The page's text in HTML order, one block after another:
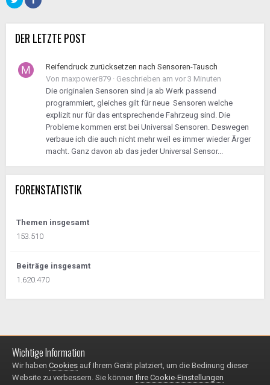
DER LETZTE POST
Reifendruck zurücksetzen nach Sensoren-Tausch
Von maxpower879 · Geschrieben am vor 3 Minuten
Die originalen Sensoren sind ja ab Werk passend
programmiert, gleiches gilt für neue Sensoren welche
explizit nur für das entsprechende Fahrzeug sind. Die
Probleme kommen erst bei Universal Sensoren. Deswegen
verbaue ich die auch nicht mehr weil es immer wieder Ärger
macht. Ganz davon ab das jeder Universal Sensor...
FORENSTATISTIK
Themen insgesamt
153.510
Beiträge insgesamt
1.620.470
Impressum / Datenschutzerklärung
© 1999 - 2025
Wichtige Information
Wir haben Cookies auf Ihrem Gerät platziert, um die Bedinung dieser
Website zu verbessern. Sie können Ihre Cookie-Einstellungen